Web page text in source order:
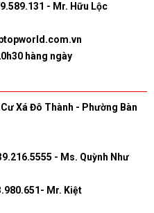
- Mr. Hữu Lộc
hàng ngày
Xá Đô Thành - Phường Bàn
- Ms. Quỳnh Như
Mr. Kiệt